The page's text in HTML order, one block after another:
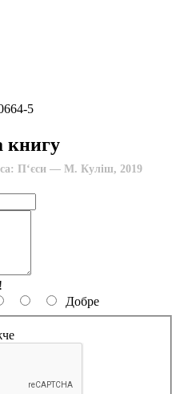
5
книгу
П‘єси — М. Куліш, 2019
Добре